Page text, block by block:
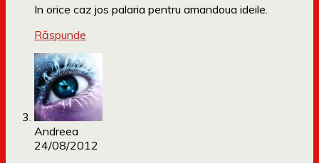
In orice caz jos palaria pentru amandoua ideile.
Răspunde
Andreea
24/08/2012